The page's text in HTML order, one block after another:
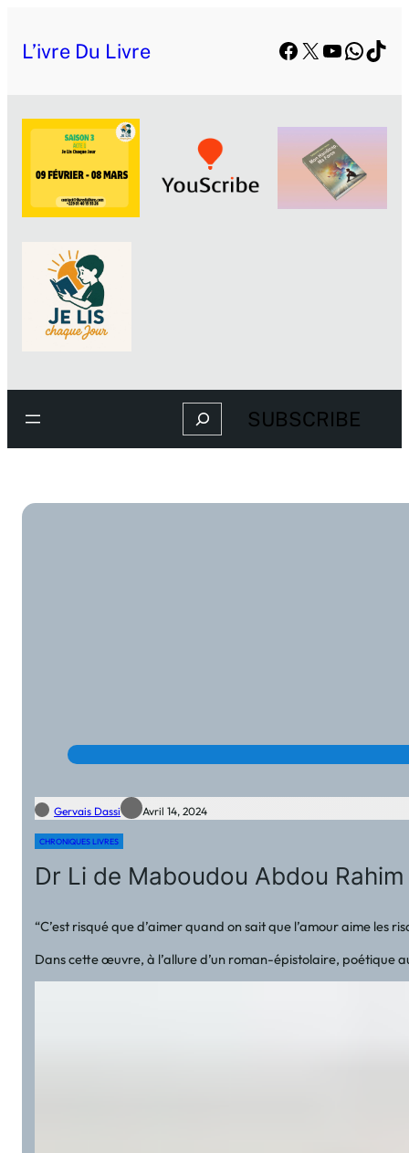
L’ivre Du Livre Facebook
X YouTube
Search SUBSCRIBE
Gervais Dassi Avril 14, 2024
CHRONIQUES LIVRES
Dr Li de Maboudou Abdou
“C’est risqué que d’aimer quand on sait que l’amour aime les
Dans cette œuvre, à l’allure d’un roman-épistolaire, poétique